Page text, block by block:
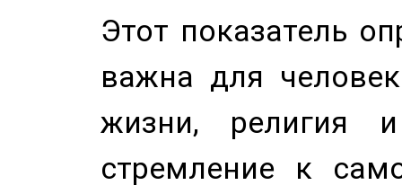
Этот показатель
важна для
жизни, религия
стремление к